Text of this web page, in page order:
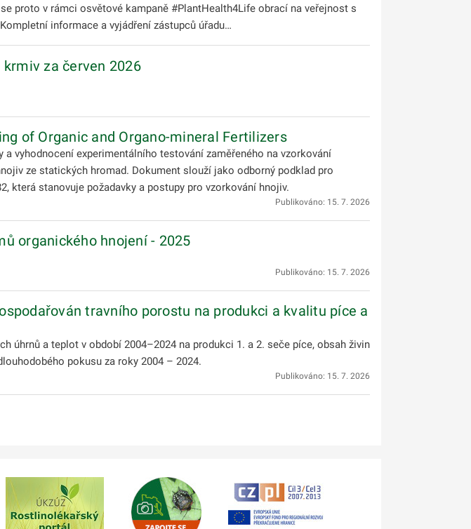
proto v rámci osvětové kampaně #PlantHealth4Life obrací na veřejnost s
informace a vyjádření zástupců úřadu…
za červen 2026
of Organic and Organo-mineral Fertilizers
a vyhodnocení experimentálního testování zaměřeného na vzorkování
ze statických hromad. Dokument slouží jako odborný podklad pro
která stanovuje požadavky a postupy pro vzorkování hnojiv.
Publikováno: 15. 7. 2026
organického hnojení - 2025
Publikováno: 15. 7. 2026
travního porostu na produkci a kvalitu píce a
úhrnů a teplot v období 2004–2024 na produkci 1. a 2. seče píce, obsah živin
pokusu za roky 2004 – 2024.
Publikováno: 15. 7. 2026